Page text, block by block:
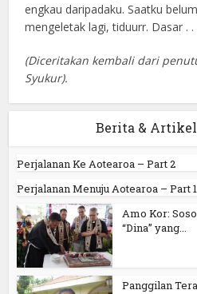
engkau daripadaku. Saatku
mengeletak lagi, tiduurr. Dasar . .
(Diceritakan kembali dari
Syukur).
Berita &
Perjalanan Ke Aotearoa – Part 2
Perjalanan Menuju Aotearoa – Part 1
Amo Kor:
“Dina” yang...
Panggilan